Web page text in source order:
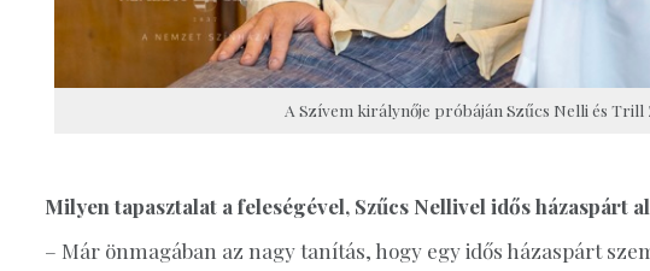
A Szívem királynője próbáján Szűcs Nelli és
Milyen tapasztalat a feleségével, Szűcs Nellivel idős házaspárt
– Már önmagában az nagy tanítás, hogy egy idős házaspárt